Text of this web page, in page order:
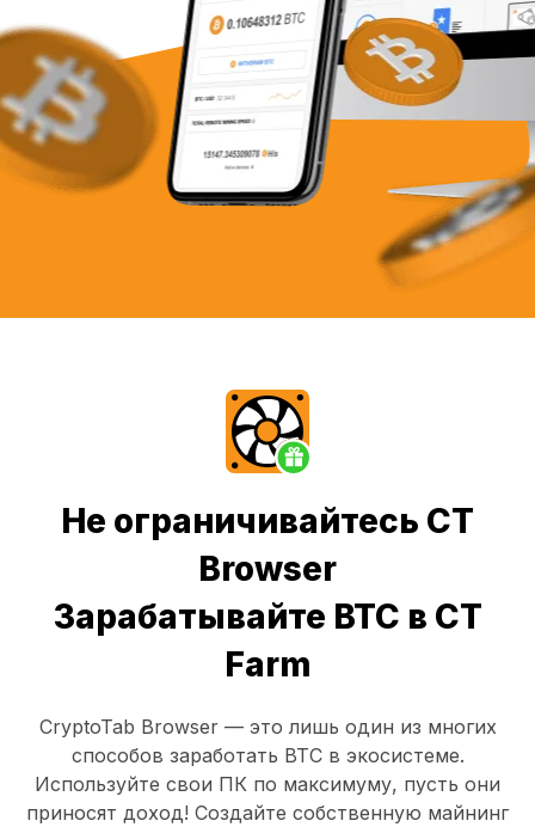
Не ограничивайтесь CT
Browser
Зарабатывайте BTC в CT
Farm
CryptoTab Browser— это лишь один из многих
способов заработать BTC в экосистеме.
Используйте свои ПК по максимуму, пусть они
приносят доход! Создайте собственную майнинг